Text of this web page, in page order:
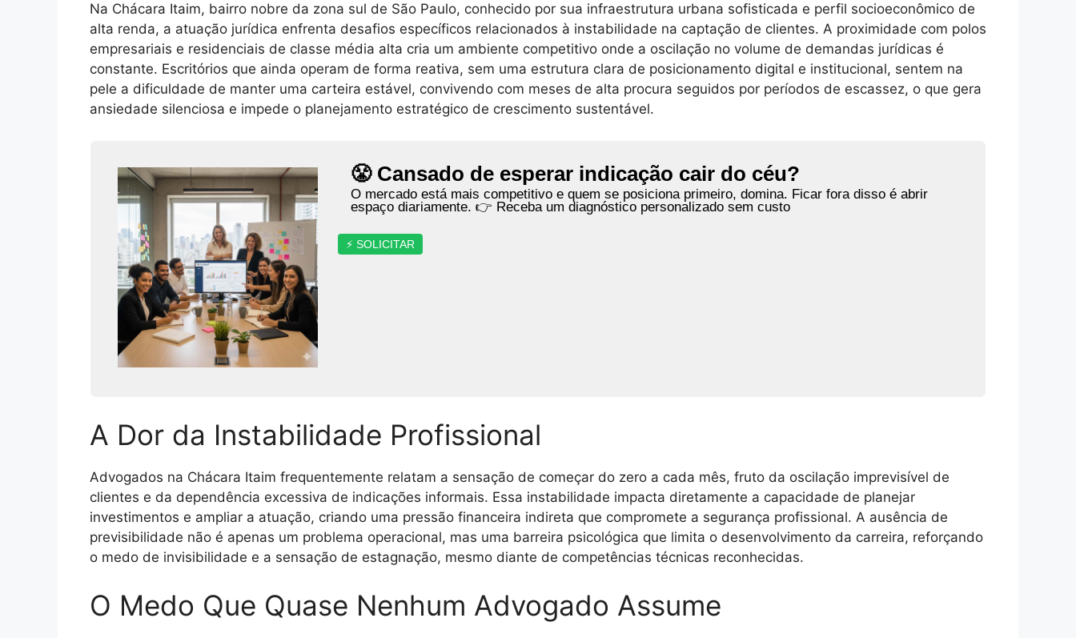
Na Chácara Itaim, bairro nobre da zona sul de São Paulo, conhecido por sua infraestrutura urbana sofisticada e perfil socioeconômico de
alta renda, a atuação jurídica enfrenta desafios específicos relacionados à instabilidade na captação de clientes. A proximidade com polos
empresariais e residenciais de classe média alta cria um ambiente competitivo onde a oscilação no volume de demandas jurídicas é
constante. Escritórios que ainda operam de forma reativa, sem uma estrutura clara de posicionamento digital e institucional, sentem na
pele a dificuldade de manter uma carteira estável, convivendo com meses de alta procura seguidos por períodos de escassez, o que gera
ansiedade silenciosa e impede o planejamento estratégico de crescimento sustentável.
😤 Cansado de esperar indicação cair do céu?
O mercado está mais competitivo e quem se posiciona primeiro, domina. Ficar fora disso é abrir
espaço diariamente. 👉 Receba um diagnóstico personalizado sem custo
⚡ SOLICITAR
A Dor da Instabilidade Profissional
Advogados na Chácara Itaim frequentemente relatam a sensação de começar do zero a cada mês, fruto da oscilação imprevisível de
clientes e da dependência excessiva de indicações informais. Essa instabilidade impacta diretamente a capacidade de planejar
investimentos e ampliar a atuação, criando uma pressão financeira indireta que compromete a segurança profissional. A ausência de
previsibilidade não é apenas um problema operacional, mas uma barreira psicológica que limita o desenvolvimento da carreira, reforçando
o medo de invisibilidade e a sensação de estagnação, mesmo diante de competências técnicas reconhecidas.
O Medo Que Quase Nenhum Advogado Assume